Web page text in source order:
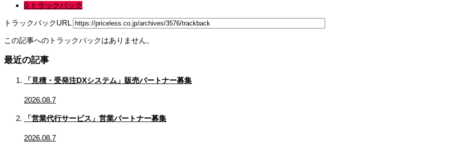
0 トラックバック
トラックバックURL
この記事へのトラックバックはありません。
最近の記事
「見積・受発注DXシステム」販売パートナー募集
2026.08.7
「営業代行サービス」営業パートナー募集
2026.08.7